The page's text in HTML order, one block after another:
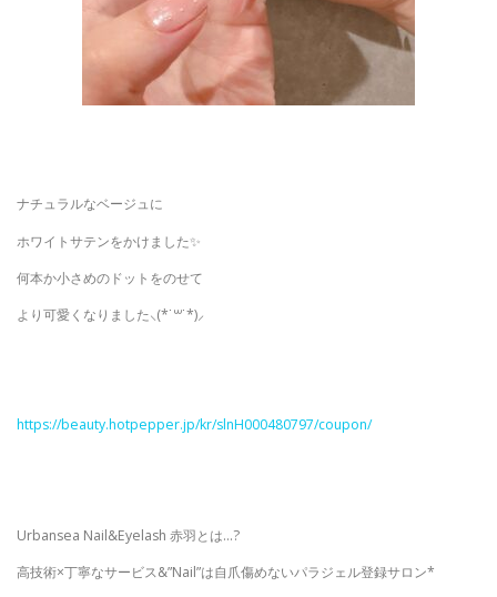
ナチュラルなベージュに
ホワイトサテンをかけました✨
何本か小さめのドットをのせて
より可愛くなりました⸜(*˙꒳˙*)⸝
https://beauty.hotpepper.jp/kr/slnH000480797/coupon/
Urbansea Nail&Eyelash 赤羽とは…?
高技術×丁寧なサービス&”Nail”は自爪傷めないパラジェル登録サロン*